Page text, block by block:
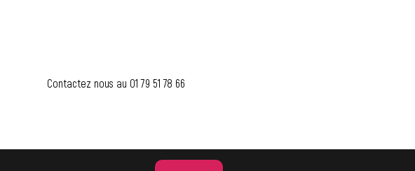
Contactez nous au 01 79 51 78 66